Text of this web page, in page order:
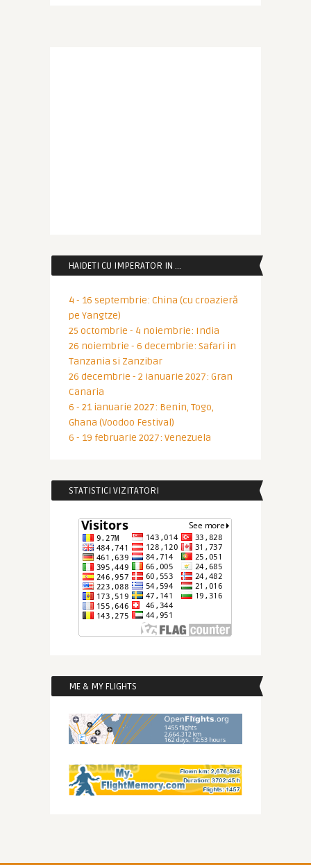
HAIDETI CU IMPERATOR IN …
4 - 16 septembrie: China (cu croazieră
pe Yangtze)
25 octombrie - 4 noiembrie: India
26 noiembrie - 6 decembrie: Safari in
Tanzania si Zanzibar
26 decembrie - 2 ianuarie 2027: Gran
Canaria
6 - 21 ianuarie 2027: Benin, Togo,
Ghana (Voodoo Festival)
6 - 19 februarie 2027: Venezuela
STATISTICI VIZITATORI
ME & MY FLIGHTS